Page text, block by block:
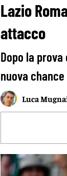
Lazio
attacco
Dopo la
nuova chance
Luca